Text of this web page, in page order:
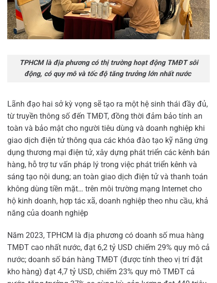
TPHCM là địa phương có thị trường hoạt động TMĐT sôi
động, có quy mô và tốc độ tăng trưởng lớn nhất nước
Lãnh đạo hai sở kỳ vọng sẽ tạo ra một hệ sinh thái đầy đủ,
từ truyền thông số đến TMĐT, đồng thời đảm bảo tính an
toàn và bảo mật cho người tiêu dùng và doanh nghiệp khi
giao dịch điện tử thông qua các khóa đào tạo kỹ năng ứng
dụng thương mại điện tử, xây dựng phát triển các kênh bán
hàng, hỗ trợ tư vấn pháp lý trong việc phát triển kênh và
sáng tạo nội dung; an toàn giao dịch điện tử và thanh toán
không dùng tiền mặt… trên môi trường mạng Internet cho
hộ kinh doanh, hợp tác xã, doanh nghiệp theo nhu cầu, khả
năng của doanh nghiệp
Năm 2023, TPHCM là địa phương có doanh số mua hàng
TMĐT cao nhất nước, đạt 6,2 tỷ USD chiếm 29% quy mô cả
nước; doanh số bán hàng TMĐT (được tính theo vị trí đặt
kho hàng) đạt 4,7 tỷ USD, chiếm 23% quy mô TMĐT cả